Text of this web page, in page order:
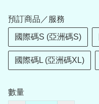
預訂商品／服務
國際碼S (亞洲碼S)
國際碼L (亞洲碼XL)
數量